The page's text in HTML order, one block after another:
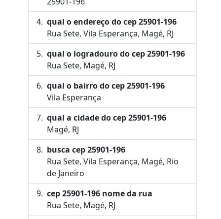
qual o endereço do cep 25901-196
Rua Sete, Vila Esperança, Magé, RJ
qual o logradouro do cep 25901-196
Rua Sete, Magé, RJ
qual o bairro do cep 25901-196
Vila Esperança
qual a cidade do cep 25901-196
Magé, RJ
busca cep 25901-196
Rua Sete, Vila Esperança, Magé, Rio
de Janeiro
cep 25901-196 nome da rua
Rua Sete, Magé, RJ